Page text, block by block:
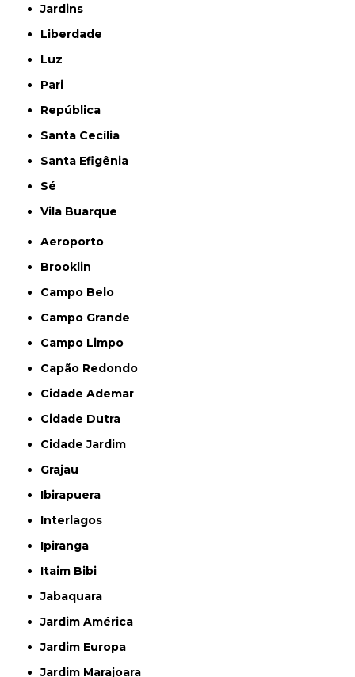
Jardins
Liberdade
Luz
Pari
República
Santa Cecília
Santa Efigênia
Sé
Vila Buarque
Aeroporto
Brooklin
Campo Belo
Campo Grande
Campo Limpo
Capão Redondo
Cidade Ademar
Cidade Dutra
Cidade Jardim
Grajau
Ibirapuera
Interlagos
Ipiranga
Itaim Bibi
Jabaquara
Jardim América
Jardim Europa
Jardim Marajoara